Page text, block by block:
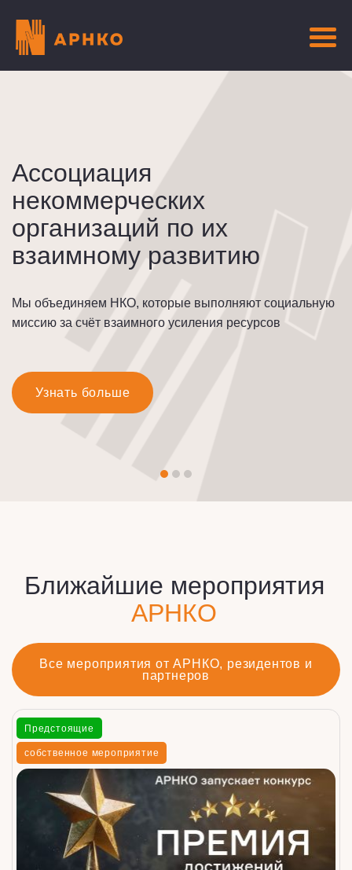
Ассоциация
некоммерческих
организаций по их
взаимному развитию
Мы объединяем НКО, которые выполняют социальную
миссию за счёт взаимного усиления ресурсов
Узнать больше
Ближайшие мероприятия
АРНКО
Все мероприятия от АРНКО, резидентов и
партнеров
Предстоящие
собственное мероприятие